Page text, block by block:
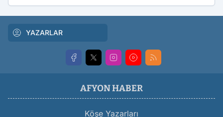
YAZARLAR
AFYON HABER
Köşe Yazarları